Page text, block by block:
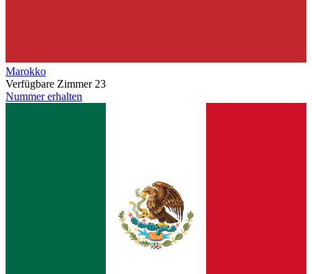
Marokko
Verfügbare Zimmer 23
Nummer erhalten